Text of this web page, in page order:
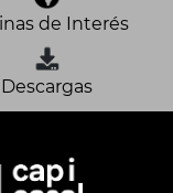
de Interés
Descargas